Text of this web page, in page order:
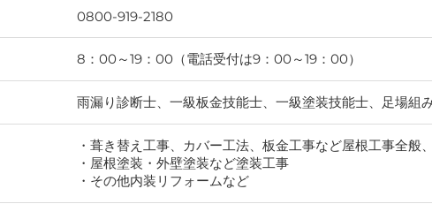
0800-919-2180
8：00～19：00（電話受付は9：00～19：00）
雨漏り診断士、一級板金技能士、一級塗装技能士、足場組
・葺き替え工事、カバー工法、板金工事など屋根工事全般
・屋根塗装・外壁塗装など塗装工事
・その他内装リフォームなど